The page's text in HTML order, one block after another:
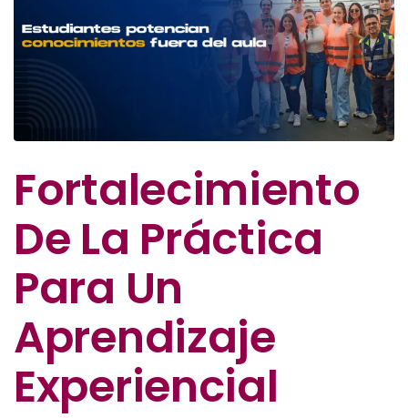
Fortalecimiento
De La Práctica
Para Un
Aprendizaje
Experiencial